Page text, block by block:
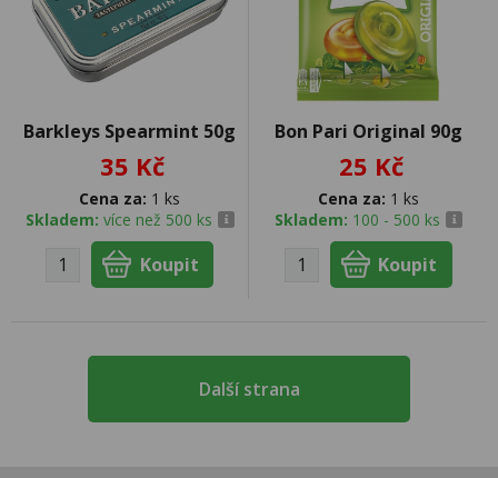
Barkleys Spearmint 50g
35 Kč
Cena za: 1 ks
Skladem: více než 500 ks
Bon Pari Original 90g
25 Kč
Cena za: 1 ks
Skladem: 100 - 500 ks
Další strana